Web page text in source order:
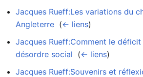
Jacques Rueff:Les variations du
Angleterre (← liens)
Jacques Rueff:Comment le
désordre social (← liens)
Jacques Rueff:Souvenirs et